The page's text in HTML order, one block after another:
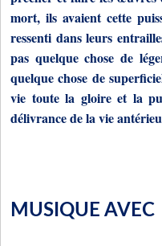
mort, ils avaient cette
ressenti dans leurs
pas quelque chose de
quelque chose de
vie toute la gloire et la
délivrance de la vie
MUSIQUE AVEC